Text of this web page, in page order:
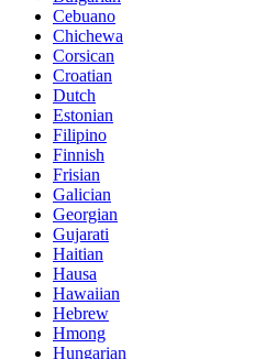
Cebuano
Chichewa
Corsican
Croatian
Dutch
Estonian
Filipino
Finnish
Frisian
Galician
Georgian
Gujarati
Haitian
Hausa
Hawaiian
Hebrew
Hmong
Hungarian